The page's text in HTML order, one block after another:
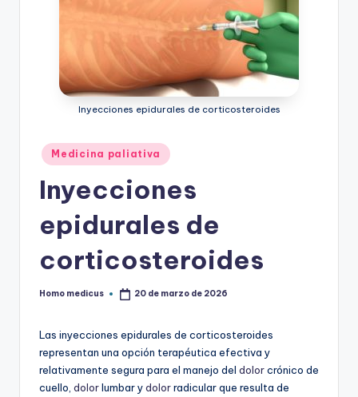
Inyecciones epidurales de corticosteroides
Publicado
en
Medicina paliativa
Inyecciones
epidurales de
corticosteroides
Publicado
Homo medicus 20 de marzo de 2026
Las inyecciones epidurales de corticosteroides
representan una opción terapéutica efectiva y
relativamente segura para el manejo del dolorcrónico de
cuello, dolorlumbar ydolorradicular que resulta de